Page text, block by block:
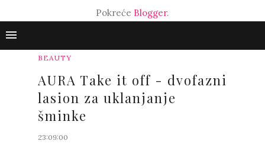
Pokreće Blogger.
BEAUTY
AURA Take it off - dvofazni
lasion za uklanjanje
šminke
23:09:00